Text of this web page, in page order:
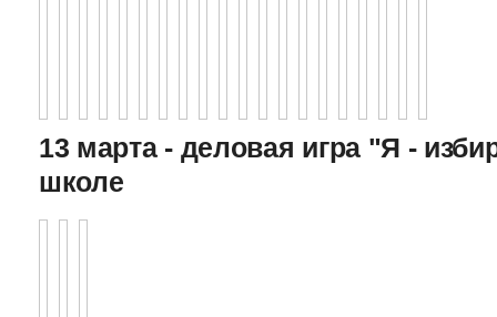
13 марта - деловая игра "Я -
школе